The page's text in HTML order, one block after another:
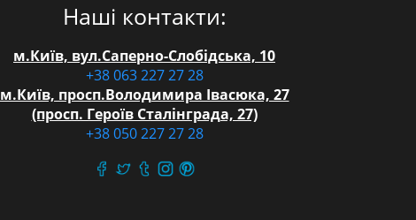
Наші контакти:
м.Київ, вул.Саперно-Слобідська, 10
+38 063 227 27 28
м.Київ, просп.Володимира Івасюка, 27
(просп. Героїв Сталінграда, 27)
+38 050 227 27 28